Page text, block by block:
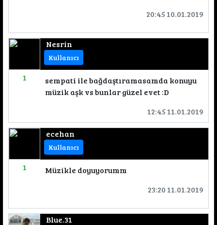
20:45 10.01.2019
Nesrin
Kullanıcı
1
sempati ile bağdaştıramasamda konuyu
müzik aşk vs bunlar güzel evet :D
12:45 11.01.2019
ecehan
Kullanıcı
1
Müzikle doyuyorumm
23:20 11.01.2019
Blue.31